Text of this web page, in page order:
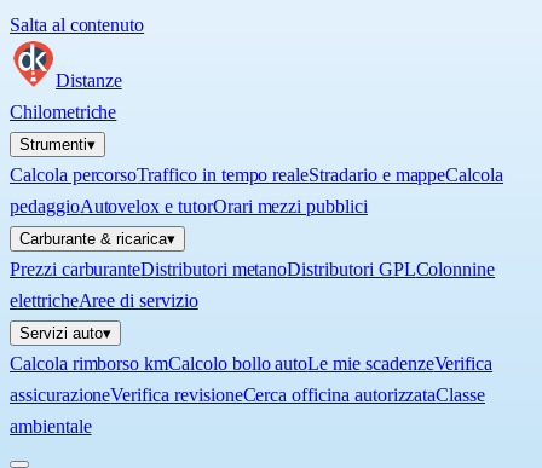
Salta al contenuto
Distanze
Chilometriche
Strumenti▾
Calcola percorsoTraffico in tempo realeStradario e mappeCalcola
pedaggioAutovelox e tutorOrari mezzi pubblici
Carburante & ricarica▾
Prezzi carburanteDistributori metanoDistributori GPLColonnine
elettricheAree di servizio
Servizi auto▾
Calcola rimborso kmCalcolo bollo autoLe mie scadenzeVerifica
assicurazioneVerifica revisioneCerca officina autorizzataClasse
ambientale